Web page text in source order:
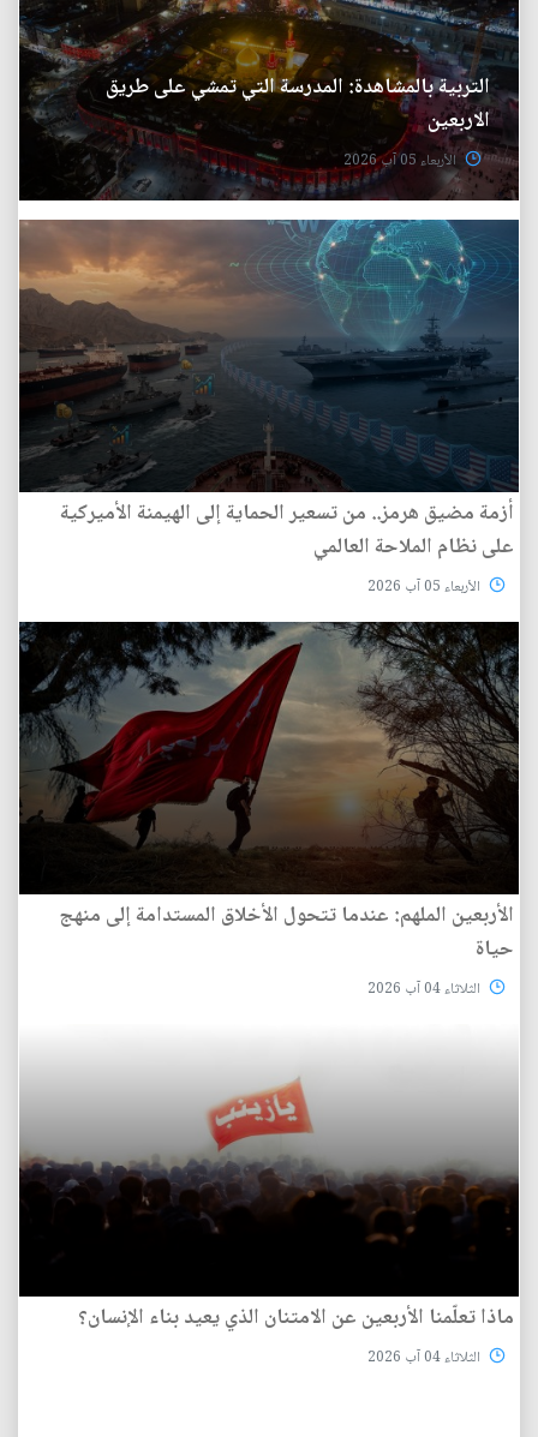
التربية بالمشاهدة: المدرسة التي تمشي على طريق
الاربعين
الأربعاء 05 آب 2026
أزمة مضيق هرمز.. من تسعير الحماية إلى الهيمنة الأميركية
على نظام الملاحة العالمي
الأربعاء 05 آب 2026
الأربعين الملهم: عندما تتحول الأخلاق المستدامة إلى منهج
حياة
الثلاثاء 04 آب 2026
ماذا تعلّمنا الأربعين عن الامتنان الذي يعيد بناء الإنسان؟
الثلاثاء 04 آب 2026